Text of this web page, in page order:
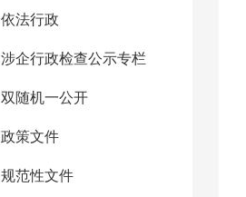
依法行政
涉企行政检查公示专栏
双随机一公开
政策文件
规范性文件